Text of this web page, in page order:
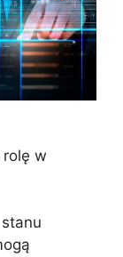
w